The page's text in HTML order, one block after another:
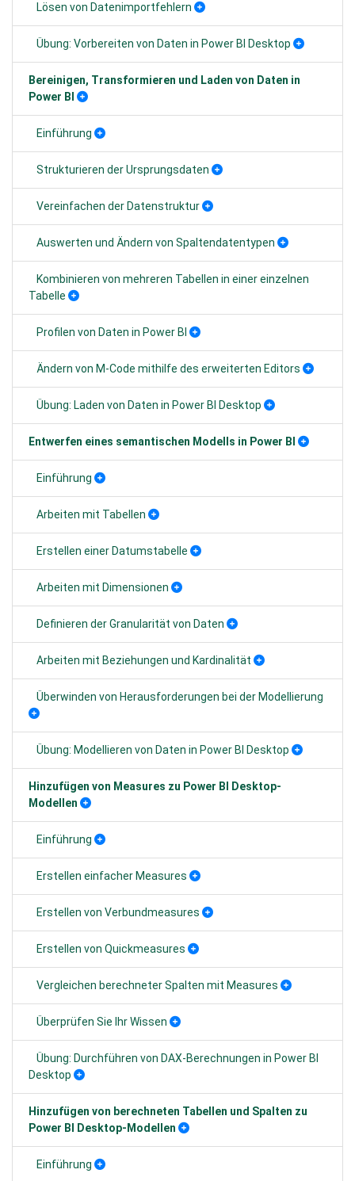
Lösen von Datenimportfehlern
Übung: Vorbereiten von Daten in Power BI Desktop
Bereinigen, Transformieren und Laden von Daten in
Power BI
Einführung
Strukturieren der Ursprungsdaten
Vereinfachen der Datenstruktur
Auswerten und Ändern von Spaltendatentypen
Kombinieren von mehreren Tabellen in einer einzelnen
Tabelle
Profilen von Daten in Power BI
Ändern von M-Code mithilfe des erweiterten Editors
Übung: Laden von Daten in Power BI Desktop
Entwerfen eines semantischen Modells in Power BI
Einführung
Arbeiten mit Tabellen
Erstellen einer Datumstabelle
Arbeiten mit Dimensionen
Definieren der Granularität von Daten
Arbeiten mit Beziehungen und Kardinalität
Überwinden von Herausforderungen bei der Modellierung
Übung: Modellieren von Daten in Power BI Desktop
Hinzufügen von Measures zu Power BI Desktop-
Modellen
Einführung
Erstellen einfacher Measures
Erstellen von Verbundmeasures
Erstellen von Quickmeasures
Vergleichen berechneter Spalten mit Measures
Überprüfen Sie Ihr Wissen
Übung: Durchführen von DAX-Berechnungen in Power BI
Desktop
Hinzufügen von berechneten Tabellen und Spalten zu
Power BI Desktop-Modellen
Einführung